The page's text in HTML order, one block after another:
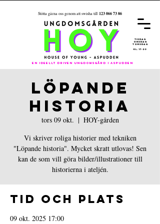
Stötta gärna oss genom att swisha till 123 066 73 86
En ideellt driven ungdomsgård i aspudden
tisdag
onsdag
torsdag
kl. 17-20
LÖPANDE
HISTORIA
tors 09 okt.
  |
HOY-gården
Vi skriver roliga historier med tekniken
"Löpande historia". Mycket skratt utlovas! Sen
kan de som vill göra bilder/illustrationer till
historierna i ateljén.
Tid och plats
09 okt. 2025 17:00